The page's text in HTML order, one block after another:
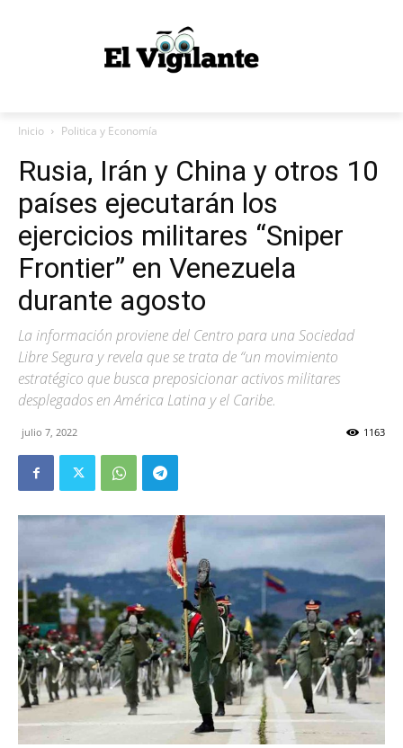
Inicio Politica y Economía
Rusia, Irán y China y otros 10
países ejecutarán los
ejercicios militares “Sniper
Frontier” en Venezuela
durante agosto
La información proviene del Centro para una Sociedad
Libre Segura y revela que se trata de “un movimiento
estratégico que busca preposicionar activos militares
desplegados en América Latina y el Caribe.
julio 7, 2022 1163